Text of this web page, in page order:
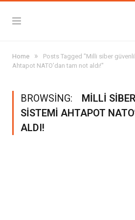
Home »
Posts Tagged "Milli siber
Ahtapot NATO’dan tam not aldı!"
BROWSING:
MILLI
SISTEMI AHTAPOT
ALDI!